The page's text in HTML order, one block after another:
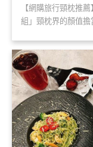
【網購旅行頸枕推
組」頸枕界的顏值擔